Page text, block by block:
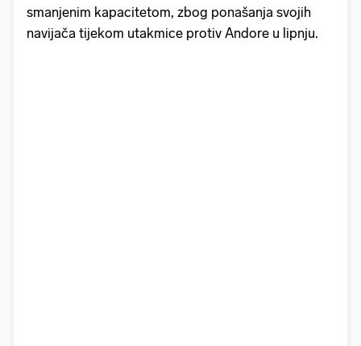
smanjenim kapacitetom, zbog ponašanja svojih
navijača tijekom utakmice protiv Andore u lipnju.